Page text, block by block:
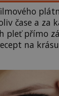
čase a za
pleť přímo
na
aging
[…]